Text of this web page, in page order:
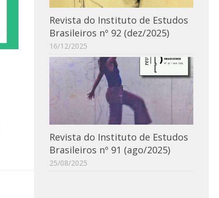
Revista do Instituto de Estudos
Brasileiros nº 92 (dez/2025)
16/12/2025
Revista do Instituto de Estudos
Brasileiros nº 91 (ago/2025)
25/08/2025